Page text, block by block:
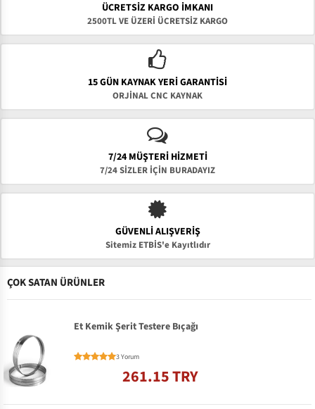
ÜCRETSIZ KARGO İMKANI
2500TL VE ÜZERİ ÜCRETSİZ KARGO
15 GÜN KAYNAK YERI GARANTISI
ORJİNAL CNC KAYNAK
7/24 MÜŞTERİ HİZMETİ
7/24 SİZLER İÇİN BURADAYIZ
GÜVENLI ALIŞVERIŞ
Sitemiz ETBİS'e Kayıtlıdır
ÇOK SATAN ÜRÜNLER
Et Kemik Şerit Testere Bıçağı
3 Yorum
261.15 TRY